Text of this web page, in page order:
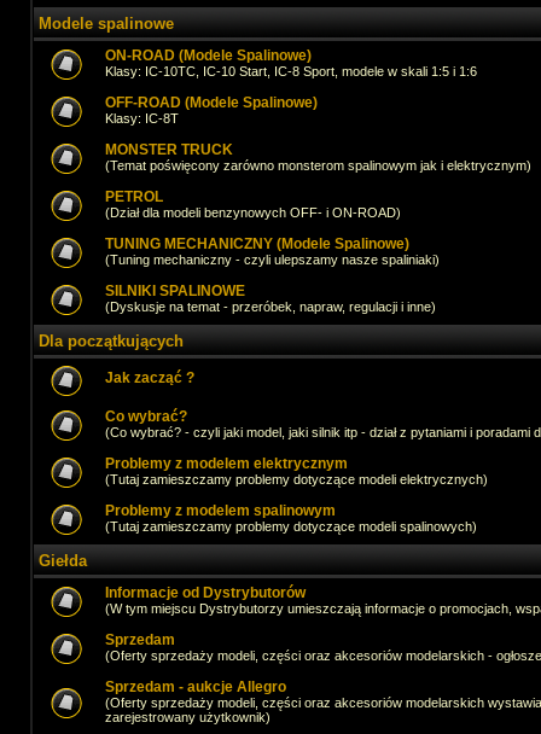
Modele spalinowe
ON-ROAD (Modele Spalinowe)
Klasy: IC-10TC, IC-10 Start, IC-8 Sport, modele w skali 1:5 i 1:6
OFF-ROAD (Modele Spalinowe)
Klasy: IC-8T
MONSTER TRUCK
(Temat poświęcony zarówno monsterom spalinowym jak i elektrycznym)
PETROL
(Dział dla modeli benzynowych OFF- i ON-ROAD)
TUNING MECHANICZNY (Modele Spalinowe)
(Tuning mechaniczny - czyli ulepszamy nasze spaliniaki)
SILNIKI SPALINOWE
(Dyskusje na temat - przeróbek, napraw, regulacji i inne)
Dla początkujących
Jak zacząć ?
Co wybrać?
(Co wybrać? - czyli jaki model, jaki silnik itp - dział z pytaniami i poradami
Problemy z modelem elektrycznym
(Tutaj zamieszczamy problemy dotyczące modeli elektrycznych)
Problemy z modelem spalinowym
(Tutaj zamieszczamy problemy dotyczące modeli spalinowych)
Giełda
Informacje od Dystrybutorów
(W tym miejscu Dystrybutorzy umieszczają informacje o promocjach,
Sprzedam
(Oferty sprzedaży modeli, części oraz akcesoriów modelarskich -
Sprzedam - aukcje Allegro
(Oferty sprzedaży modeli, części oraz akcesoriów modelarskich
zarejestrowany użytkownik)